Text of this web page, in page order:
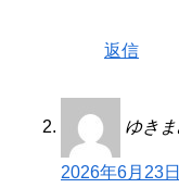
返信
ゆき
2026年6月23